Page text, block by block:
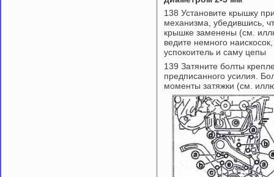
138 Установите крышку
механизма, убедившись,
крышке заменены (см.
ведите немного
успокоитель и саму цепы
139 Затяните болты
предписанного усилия.
моменты затяжки (см.